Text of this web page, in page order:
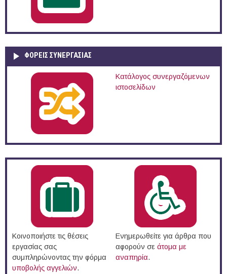
ΦΟΡΕΙΣ ΣΥΝΕΡΓΑΣΙΑΣ
Κατάλογος συνεργαζόμενων
ιστοσελίδων
Κοινοποιήστε τις θέσεις
εργασίας σας
συμπληρώνοντας την φόρμα
υποβολής αγγελιών.
Ενημερωθείτε για άρθρα που
αφορούν σε άτομα με
αναπηρία.